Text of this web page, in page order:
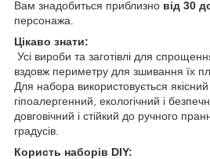
Вам знадобиться приблизно від 30
персонажа.
Цікаво знати:
Усі вироби та заготівлі для
вздовж периметру для зшивання їх
Для набора використовується
гіпоалергенний, екологічний і
довговічний і стійкий до ручного
градусів.
Користь наборів DIY: